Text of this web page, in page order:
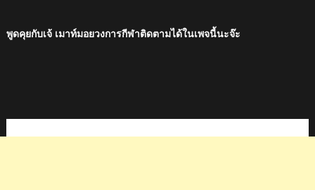
พูดคุยกับเจ้ เมาท์มอยวงการกีฬาติดตามได้ในเพจนี้นะจ๊ะ